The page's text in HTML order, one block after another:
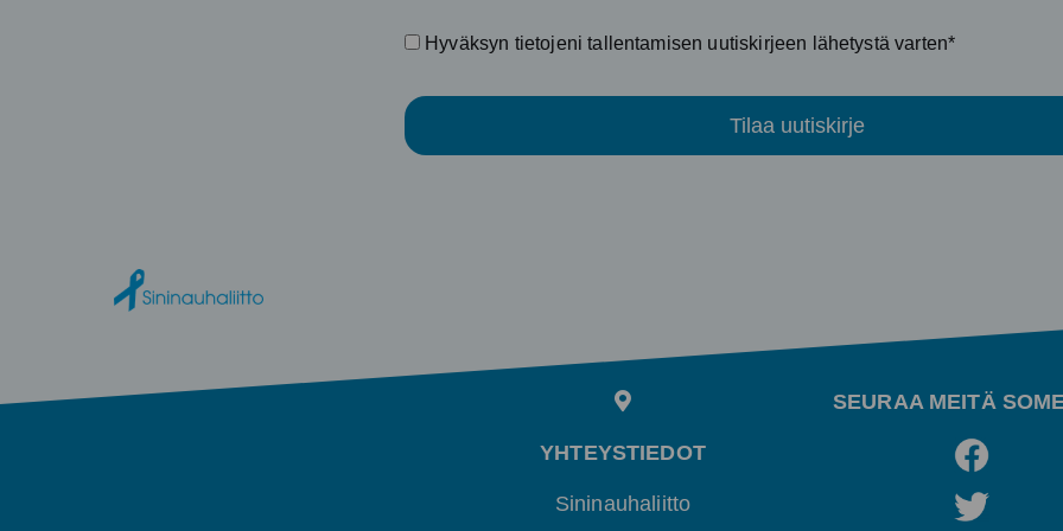
Hyväksyn tietojeni tallentamisen uutiskirjeen lähetystä varten*
Tilaa uutiskirje
YHTEYSTIEDOT
Sininauhaliitto
SEURAA MEITÄ